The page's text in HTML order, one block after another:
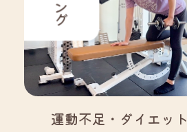
運動不足・ダイエッ